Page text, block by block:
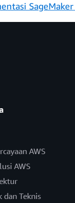
AWS
AWS
dan Teknis